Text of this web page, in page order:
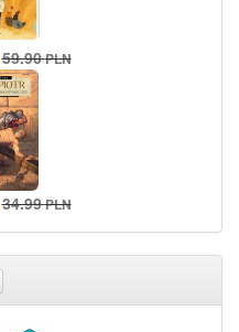
59.90PLN
34.99PLN